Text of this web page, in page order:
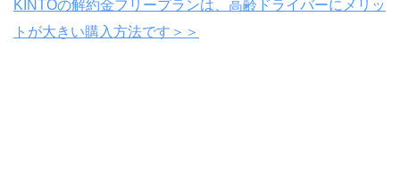
KINTOの解約金フリープランは、高齢ドライバーにメリッ
トが大きい購入方法です＞＞